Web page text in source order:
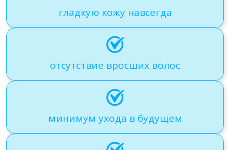
гладкую кожу навсегда
отсутствие вросших волос
минимум ухода в будущем